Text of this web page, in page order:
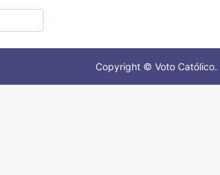
Copyright © Voto Católico.